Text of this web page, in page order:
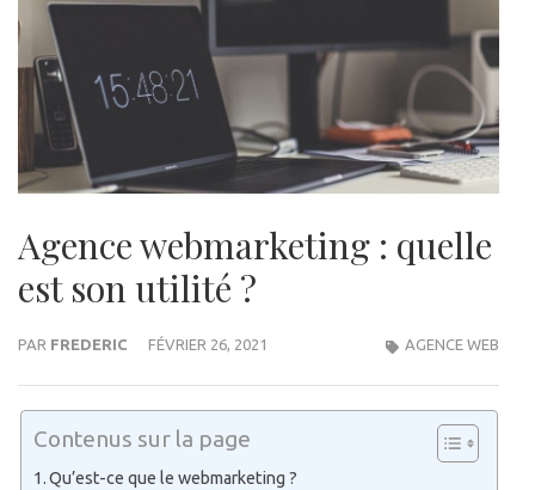
Agence webmarketing : quelle
est son utilité ?
PAR FREDERIC FÉVRIER 26, 2021 AGENCE WEB
Contenus sur la page
Qu’est-ce que le webmarketing ?